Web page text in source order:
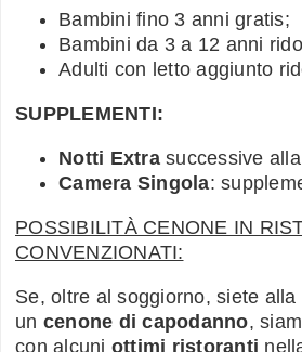
Bambini fino 3 anni gratis;
Bambini da 3 a 12 anni
Adulti con letto aggiunto
SUPPLEMENTI:
Notti Extrasuccessive
Camera Singola:
POSSIBILITÀ CENONE IN
CONVENZIONATI:
Se, oltre al soggiorno, siete
un cenone di capodanno,
con alcuni ottimi ristoranti